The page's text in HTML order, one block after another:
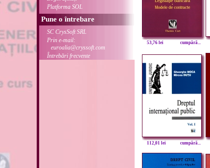
Platforma SOL
Pune o întrebare
SC CrysSoft SRL
Prin e-mail:
euroalia@cryssoft.com
Întrebări frecvente
53,76 lei cumpără...
112,01 lei cumpără...